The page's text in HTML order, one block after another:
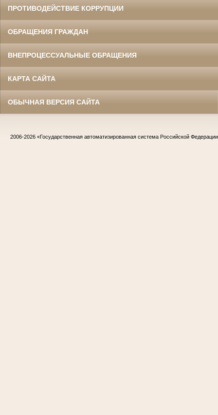
ПРОТИВОДЕЙСТВИЕ КОРРУПЦИИ
ОБРАЩЕНИЯ ГРАЖДАН
ВНЕПРОЦЕССУАЛЬНЫЕ ОБРАЩЕНИЯ
КАРТА САЙТА
ОБЫЧНАЯ ВЕРСИЯ САЙТА
2006-2026 «Государственная автоматизированная система Российской